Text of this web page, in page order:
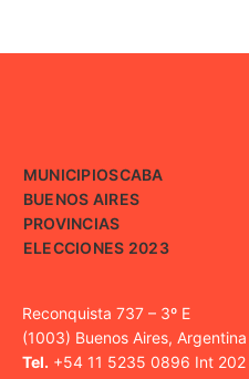
MUNICIPIOSCABA
BUENOS AIRES
PROVINCIAS
ELECCIONES 2023
Reconquista 737 – 3º E
(1003) Buenos Aires, Argentina
Tel. +54 11 5235 0896 Int 202